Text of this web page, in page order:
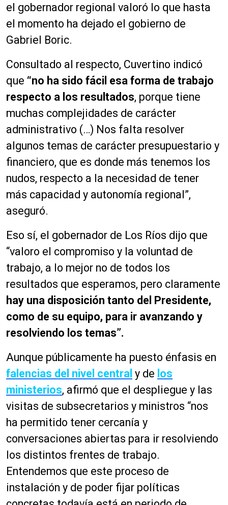
el gobernador regional valoró lo que hasta
el momento ha dejado el gobierno de
Gabriel Boric.
Consultado al respecto, Cuvertino indicó
que “no ha sido fácil esa forma de trabajo
respecto a los resultados, porque tiene
muchas complejidades de carácter
administrativo (…) Nos falta resolver
algunos temas de carácter presupuestario y
financiero, que es donde más tenemos los
nudos, respecto a la necesidad de tener
más capacidad y autonomía regional”,
aseguró.
Eso sí, el gobernador de Los Ríos dijo que
“valoro el compromiso y la voluntad de
trabajo, a lo mejor no de todos los
resultados que esperamos, pero claramente
hay una disposición tanto del Presidente,
como de su equipo, para ir avanzando y
resolviendo los temas”.
Aunque públicamente ha puesto énfasis en
falencias del nivel central y de los
ministerios, afirmó que el despliegue y las
visitas de subsecretarios y ministros “nos
ha permitido tener cercanía y
conversaciones abiertas para ir resolviendo
los distintos frentes de trabajo.
Entendemos que este proceso de
instalación y de poder fijar políticas